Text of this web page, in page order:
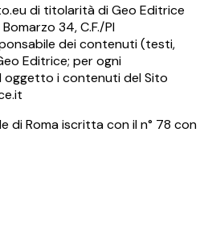
di titolarità di Geo Editrice
34, C.F./PI
dei contenuti (testi,
Editrice; per ogni
oggetto i contenuti del Sito
di Roma iscritta con il n° 78 con